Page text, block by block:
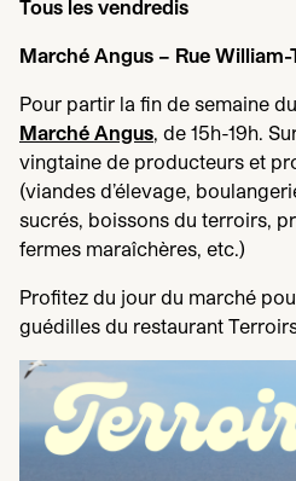
Tous les vendredis
Marché Angus – Rue
Pour partir la fin de semaine
Marché Angus, de 15h-19h.
vingtaine de producteurs et
(viandes d’élevage,
sucrés, boissons du terroirs,
fermes maraîchères, etc.)
Profitez du jour du marché
guédilles du restaurant